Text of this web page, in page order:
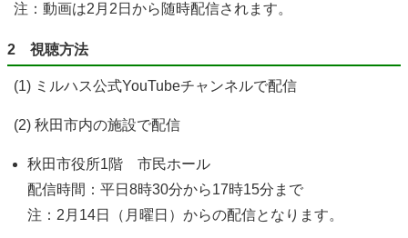
注：動画は2月2日から随時配信されます。
2 視聴方法
(1) ミルハス公式YouTubeチャンネルで配信
(2) 秋田市内の施設で配信
秋田市役所1階 市民ホール
配信時間：平日8時30分から17時15分まで
注：2月14日（月曜日）からの配信となります。